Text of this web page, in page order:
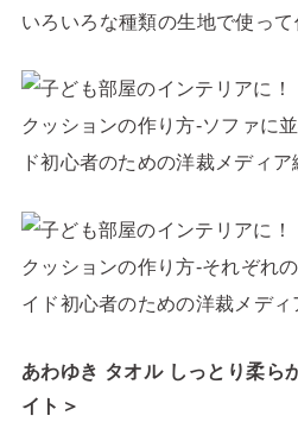
いろいろな種類の生地で使って
あわゆき タオル しっとり柔ら
イト＞